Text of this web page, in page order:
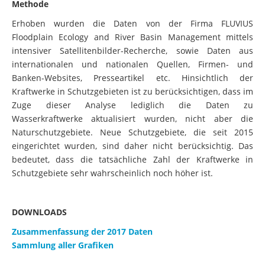
Methode
Erhoben wurden die Daten von der Firma FLUVIUS
Floodplain Ecology and River Basin Management mittels
intensiver Satellitenbilder-Recherche, sowie Daten aus
internationalen und nationalen Quellen, Firmen- und
Banken-Websites, Presseartikel etc. Hinsichtlich der
Kraftwerke in Schutzgebieten ist zu berücksichtigen, dass im
Zuge dieser Analyse lediglich die Daten zu
Wasserkraftwerke aktualisiert wurden, nicht aber die
Naturschutzgebiete. Neue Schutzgebiete, die seit 2015
eingerichtet wurden, sind daher nicht berücksichtig. Das
bedeutet, dass die tatsächliche Zahl der Kraftwerke in
Schutzgebiete sehr wahrscheinlich noch höher ist.
DOWNLOADS
Zusammenfassung der 2017 Daten
Sammlung aller Grafiken